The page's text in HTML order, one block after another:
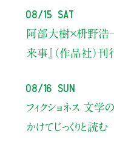
08/15 Sat
阿部大樹×枡野浩
来事』（作品社）
08/16 Sun
フィクショネス 文学
かけてじっくりと読む